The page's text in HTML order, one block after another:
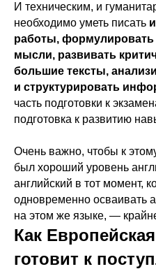
И техническим, и
необходимо уметь писать
работы, формулировать
мысли, развивать
большие тексты,
и структурировать
часть подготовки к
подготовка к развитию
Очень важно, чтобы к
был хороший уровень
английский в тот момент,
одновременно осваивать
на этом же языке, —
Как
готовит к
Материально-техническое
Платные образовательные
Финансово-хозяйственная
Защита персональных данных
Вакантные места для приема
Стипендии и меры поддержки
Организация питания в ОО
ПОДАТЬ ЗАЯВКУ НА